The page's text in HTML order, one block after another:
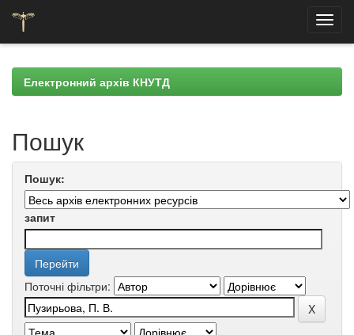
navigationЕлектронний архів КНУТД
Пошук
Пошук:
запит
Поточні фільтри: